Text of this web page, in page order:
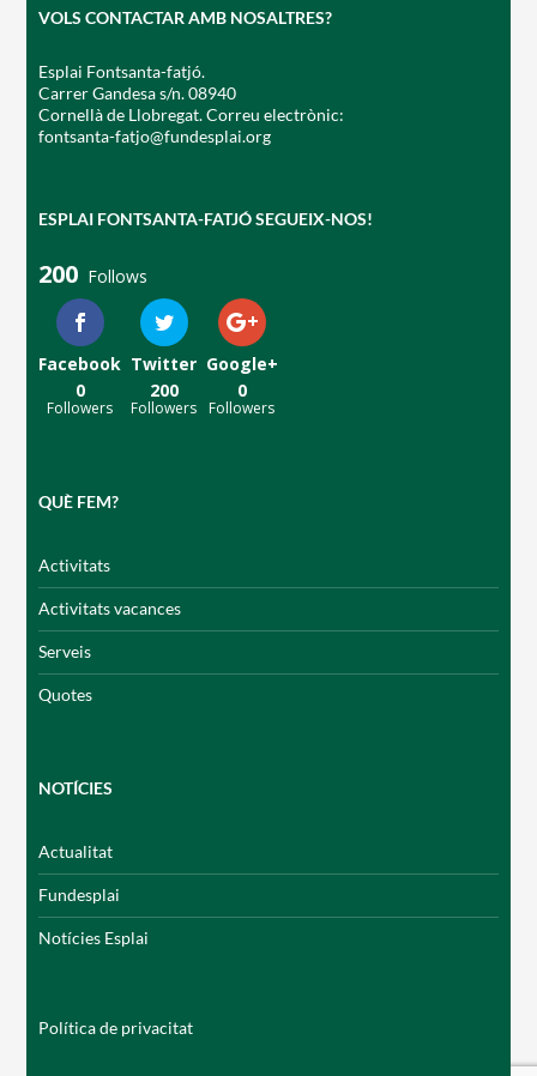
VOLS CONTACTAR AMB NOSALTRES?
Esplai Fontsanta-fatjó.
Carrer Gandesa s/n. 08940
Cornellà de Llobregat. Correu electrònic:
fontsanta-fatjo@fundesplai.org
ESPLAI FONTSANTA-FATJÓ SEGUEIX-NOS!
200 Follows
Facebook
0
Followers
Twitter
200
Followers
Google+
0
Followers
QUÈ FEM?
Activitats
Activitats vacances
Serveis
Quotes
NOTÍCIES
Actualitat
Fundesplai
Notícies Esplai
Política de privacitat